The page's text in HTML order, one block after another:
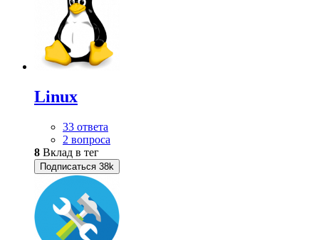
Linux
33 ответа
2 вопроса
8 Вклад в тег
Подписаться 38k